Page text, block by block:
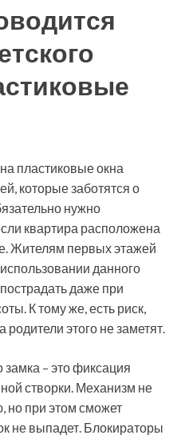
на пластиковые окна
которые заботятся о
нужно
квартира расположена
Жителям первых этажей
данного
даже при
К тому же, есть риск,
родители этого не заметят.
замка – это фиксация
створки. Механизм не
но при этом сможет
не выпадет. Блокираторы